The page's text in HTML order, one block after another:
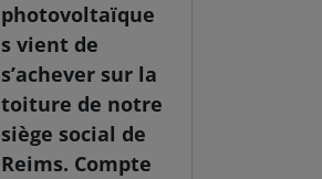
photovoltaïque
s vient de
s’achever sur la
toiture de notre
siège social de
Reims. Compte